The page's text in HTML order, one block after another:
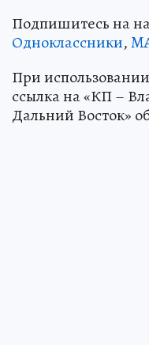
Подпишитесь на
Одноклассники,
При
ссылка на «КП –
Дальний Восток»